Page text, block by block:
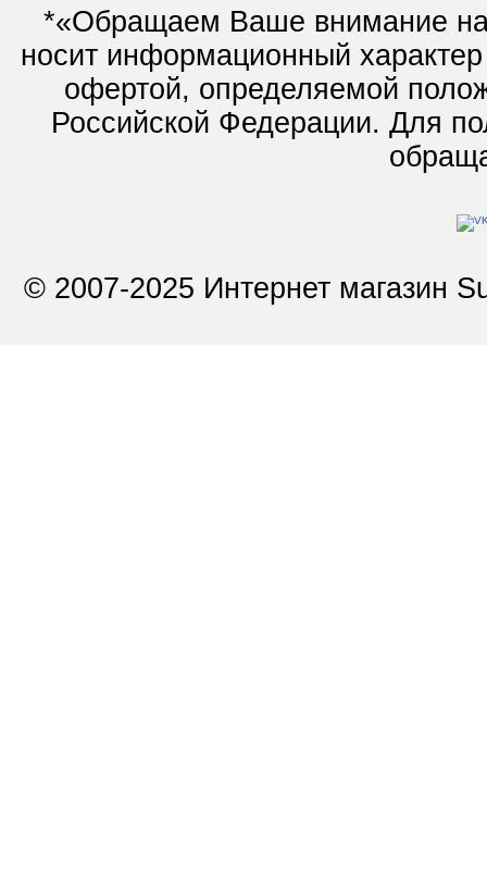
*«Обращаем Ваше внимание на
носит информационный
офертой, определяемой
Российской Федерации. Для
© 2007-2025 Интернет магазин